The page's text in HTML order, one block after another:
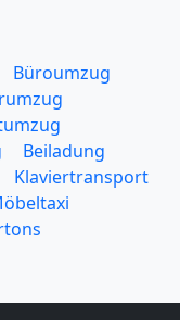
Büroumzug
Beiladung
Klaviertransport